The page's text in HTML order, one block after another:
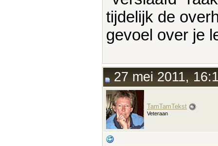
tijdelijk de
gevoel over je
27 mei 2011,
TamTamTekst
Veteraan